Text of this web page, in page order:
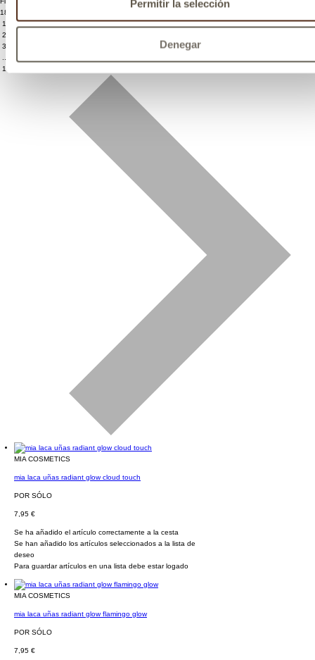
Permitir la selección
Denegar
188 Artículos
1
2
3
10
MIA COSMETICS
mia laca uñas radiant glow cloud touch
POR SÓLO
7,95 €
Se ha añadido el artículo correctamente a la cesta
Se han añadido los artículos seleccionados a la lista de
deseo
Para guardar artículos en una lista debe estar logado
MIA COSMETICS
mia laca uñas radiant glow flamingo glow
POR SÓLO
7,95 €